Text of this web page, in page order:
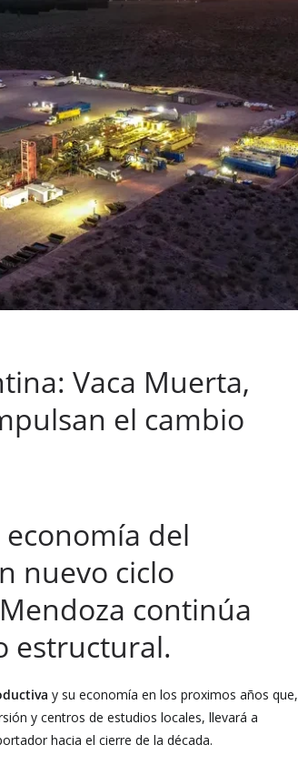
Vaca Muerta,
el cambio
del
nuevo ciclo
continúa
estructural.
y su economía en los proximos años que,
y centros de estudios locales, llevará a
hacia el cierre de la década.